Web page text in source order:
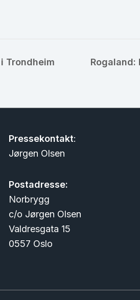
Trondheim
Pressekontakt:
Jørgen Olsen
Postadresse:
Norbrygg
c/o Jørgen Olsen
Valdresgata 15
0557 Oslo